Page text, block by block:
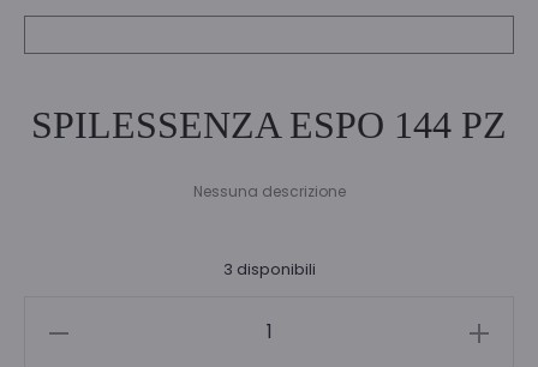
i
24
PZ
SPILESSENZA ESPO 144 PZ
Nessuna descrizione
3 disponibili